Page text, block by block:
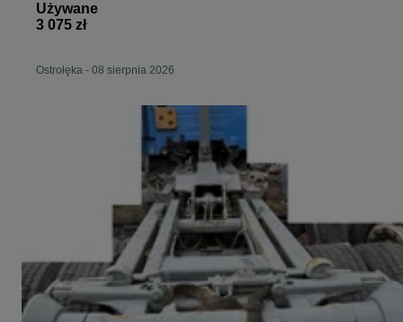
Używane
3 075 zł
Ostrołęka - 08 sierpnia 2026